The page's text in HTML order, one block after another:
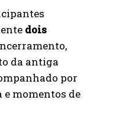
dois
da antiga
por
e momentos de